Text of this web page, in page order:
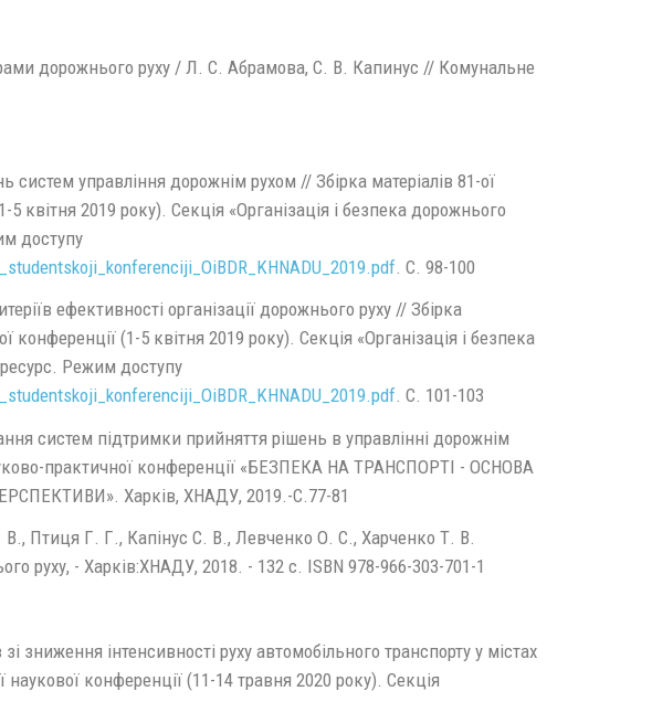
дорожнього руху / Л. С. Абрамова, С. В. Капинус // Комунальне
систем управління дорожнім рухом // Збірка матеріалів 81-ої
квітня 2019 року). Секція «Організація і безпека дорожнього
доступу
. С. 98-100
ефективності організації дорожнього руху // Збірка
конференції (1-5 квітня 2019 року). Секція «Організація і безпека
Режим доступу
. С. 101-103
систем підтримки прийняття рішень в управлінні дорожнім
практичної конференції «БЕЗПЕКА НА ТРАНСПОРТІ - ОСНОВА
Харків, ХНАДУ, 2019.-С.77-81
Птиця Г. Г., Капінус С. В., Левченко О. С., Харченко Т. В.
руху, - Харків:ХНАДУ, 2018. - 132 с. ISBN 978-966-303-701-1
зниження інтенсивності руху автомобільного транспорту у містах
наукової конференції (11-14 травня 2020 року). Секція